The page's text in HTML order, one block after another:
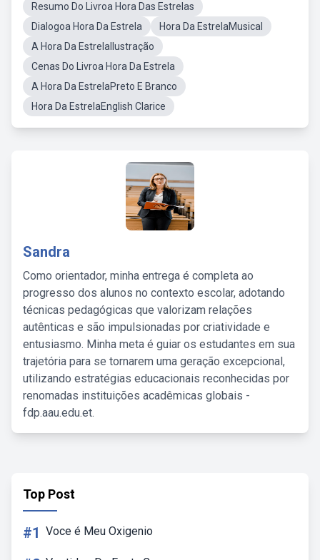
Resumo Do Livroa Hora Das Estrelas
Dialogoa Hora Da Estrela
Hora Da EstrelaMusical
A Hora Da EstrelaIlustração
Cenas Do Livroa Hora Da Estrela
A Hora Da EstrelaPreto E Branco
Hora Da EstrelaEnglish Clarice
Sandra
Como orientador, minha entrega é completa ao
progresso dos alunos no contexto escolar, adotando
técnicas pedagógicas que valorizam relações
autênticas e são impulsionadas por criatividade e
entusiasmo. Minha meta é guiar os estudantes em sua
trajetória para se tornarem uma geração excepcional,
utilizando estratégias educacionais reconhecidas por
renomadas instituições acadêmicas globais -
fdp.aau.edu.et.
Top Post
#1 Voce é Meu Oxigenio